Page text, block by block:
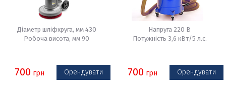
Діаметр шліфкруга, мм 430
Робоча висота, мм 90
700 грн Орендувати
Напруга 220 В
Потужність 3,6 кВт/5 л.с.
700 грн Орендувати